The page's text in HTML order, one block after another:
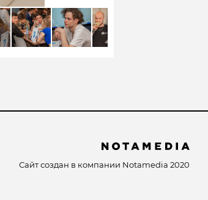
Сайт создан в компании Notamedia 2020